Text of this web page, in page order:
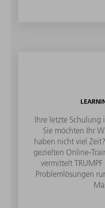
Ihre letzte Schulung
Sie möchten Ihr
haben nicht viel
gezielten Online-
vermittelt
Problemlösungen